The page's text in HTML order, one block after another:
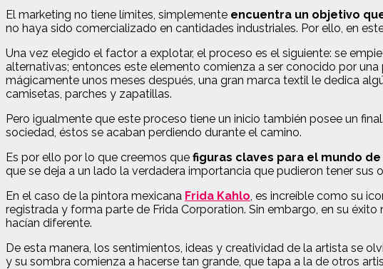
El marketing no tiene límites, simplemente encuentra un objetivo
no haya sido comercializado en cantidades industriales. Por ello, en
Una vez elegido el factor a explotar, el proceso es el siguiente: se
alternativas; entonces este elemento comienza a ser conocido por
mágicamente unos meses después, una gran marca textil le dedica
camisetas, parches y zapatillas.
Pero igualmente que este proceso tiene un inicio también posee un
sociedad, éstos se acaban perdiendo durante el camino.
Es por ello por lo que creemos que figuras claves para el mundo
que se deja a un lado la verdadera importancia que pudieron tener sus
En el caso de la pintora mexicana Frida Kahlo, es increíble como su
registrada y forma parte de Frida Corporation. Sin embargo, en su
hacían diferente.
De esta manera, los sentimientos, ideas y creatividad de la artista se
y su sombra comienza a hacerse tan grande, que tapa a la de otros